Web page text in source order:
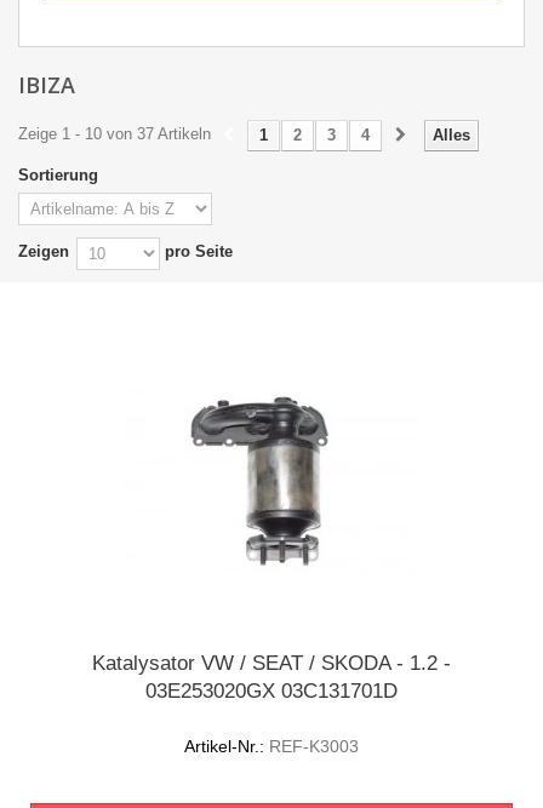
IBIZA
Zeige 1 - 10 von 37 Artikeln Alles
1 2 3 4
Sortierung
Zeigen pro Seite
Katalysator VW / SEAT / SKODA - 1.2 -
03E253020GX 03C131701D
Artikel-Nr.: REF-K3003